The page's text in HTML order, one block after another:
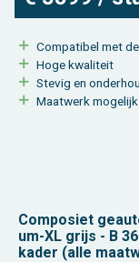
Com­pa­ti­bel met
Hoge kwa­li­teit
Ste­vig en
Maat­werk mo­ge­lijk
Com­po­siet
um-XL grijs - B
kader (alle